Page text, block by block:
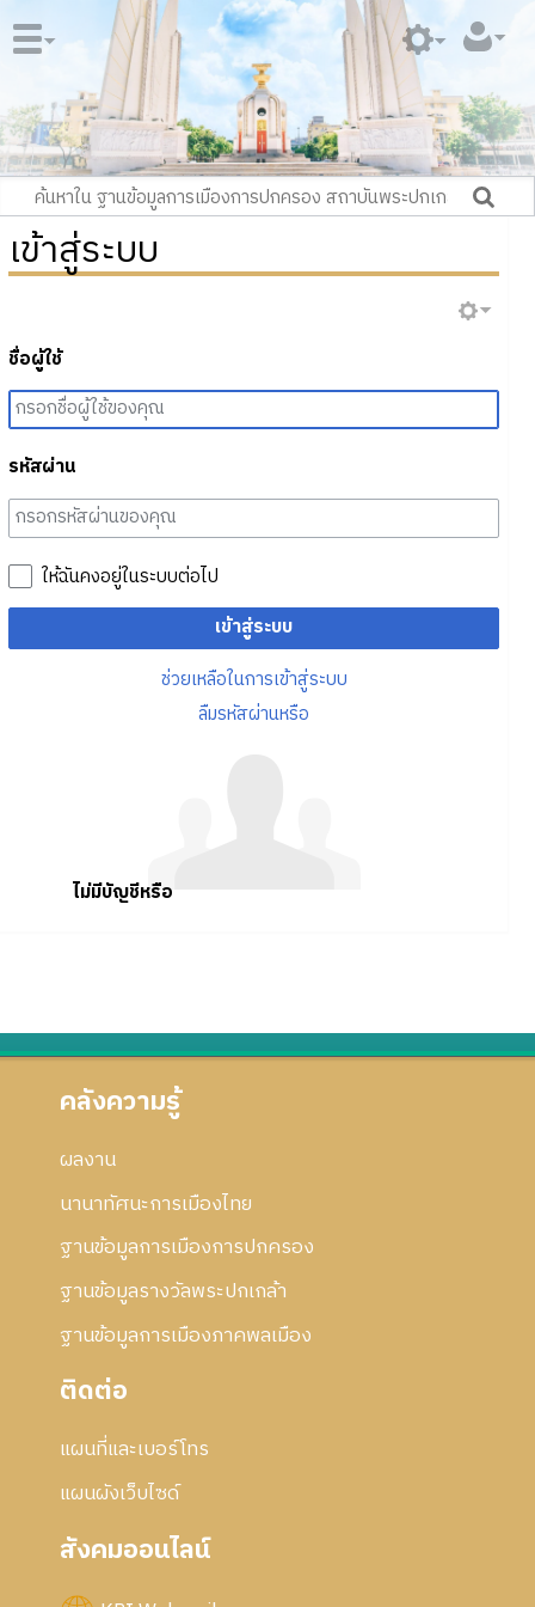
เข้าสู่ระบบ
ชื่อผู้ใช้
รหัสผ่าน
ให้ฉันคงอยู่ในระบบต่อไป
เข้าสู่ระบบ
ช่วยเหลือในการเข้าสู่ระบบ
ลืมรหัสผ่านหรือ
ไม่มีบัญชีหรือ
คลังความรู้
ผลงาน
นานาทัศนะการเมืองไทย
ฐานข้อมูลการเมืองการปกครอง
ฐานข้อมูลรางวัลพระปกเกล้า
ฐานข้อมูลการเมืองภาคพลเมือง
ติดต่อ
แผนที่และเบอร์โทร
แผนผังเว็บไซด์
สังคมออนไลน์